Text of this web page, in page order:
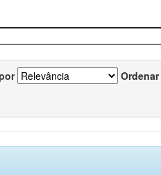
Ordenar